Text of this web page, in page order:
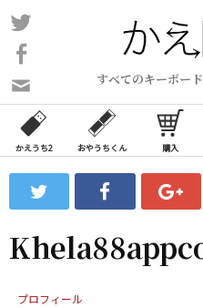
コ
ン
ン
ツ
ス
ッ
プ
すべてのキーボー
い
合
わ
フ
ォ
ム
かえうち2 おやうちくん 購入
プロフィール